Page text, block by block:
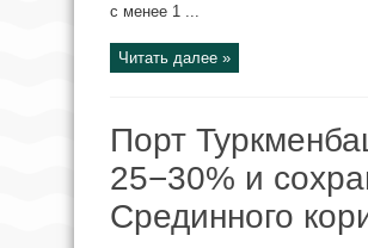
с менее 1 ...
Читать далее »
Порт
25−30% и
Срединного